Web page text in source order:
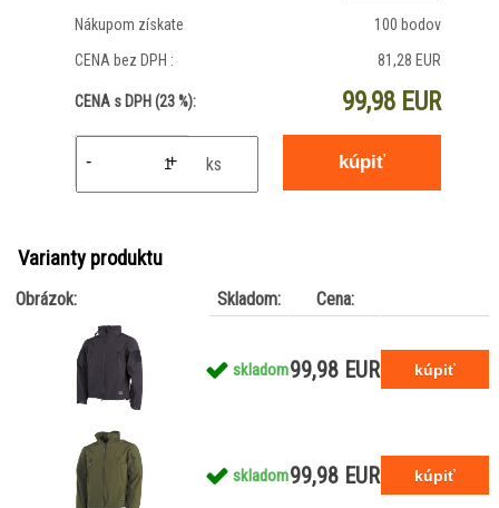
Nákupom získate
100 bodov
CENA bez DPH :
81,28 EUR
CENA s DPH (23 %): 99,98 EUR
- + ks
Varianty produktu
Obrázok: Skladom: Cena:
skladom99,98 EUR
skladom99,98 EUR